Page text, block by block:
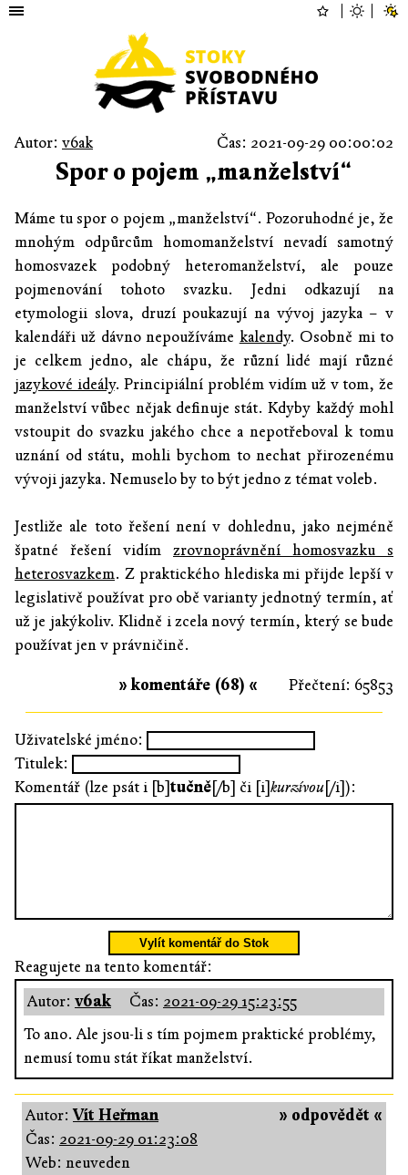
Autor: v6ak Čas: 2021-09-29 00:00:02
Spor o pojem „manželství“
Máme tu spor o pojem „manželství“. Pozoruhodné je, že
mnohým odpůrcům homomanželství nevadí samotný
homosvazek podobný heteromanželství, ale pouze
pojmenování tohoto svazku. Jedni odkazují na
etymologii slova, druzí poukazují na vývoj jazyka – v
kalendáři už dávno nepoužíváme kalendy. Osobně mi to
je celkem jedno, ale chápu, že různí lidé mají různé
jazykové ideály. Principiální problém vidím už v tom, že
manželství vůbec nějak definuje stát. Kdyby každý mohl
vstoupit do svazku jakého chce a nepotřeboval k tomu
uznání od státu, mohli bychom to nechat přirozenému
vývoji jazyka. Nemuselo by to být jedno z témat voleb.
Jestliže ale toto řešení není v dohlednu, jako nejméně
špatné řešení vidím zrovnoprávnění homosvazku s
heterosvazkem. Z praktického hlediska mi přijde lepší v
legislativě používat pro obě varianty jednotný termín, ať
už je jakýkoliv. Klidně i zcela nový termín, který se bude
používat jen v právničině.
Přečtení: 65853
» komentáře (68) «
Uživatelské jméno:
Titulek:
Komentář (lze psát i [b]tučně[/b] či [i]kurzívou[/i]):
Vylít komentář do Stok
Reagujete na tento komentář:
Autor: v6ak Čas: 2021-09-29 15:23:55
To ano. Ale jsou-li s tím pojmem praktické problémy,
nemusí tomu stát říkat manželství.
» odpovědět «
Autor:Vít Heřman
Čas: 2021-09-29 01:23:08
Web: neuveden